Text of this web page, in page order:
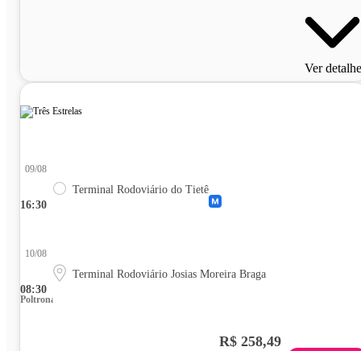
Ver
16:30
09/08
Terminal Rodoviário do Tietê
08:30
10/08
Terminal Rodoviário Josias Moreira Braga
Poltrona
R$ 258,49